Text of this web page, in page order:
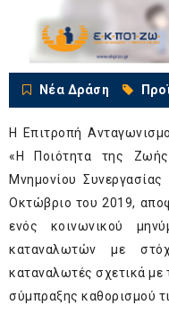
Νέα Δράση
Η Επιτροπή
«Η Ποιότητα της
Μνημονίου
Οκτώβριο του 2019,
ενός κοινωνικού
καταναλωτών με
καταναλωτές σχετικά με
σύμπραξης καθορισμού